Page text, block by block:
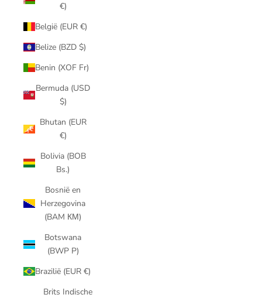
€)
België (EUR €)
Belize (BZD $)
Benin (XOF Fr)
Bermuda (USD
$)
Bhutan (EUR
€)
Bolivia (BOB
Bs.)
Bosnië en
Herzegovina
(BAM КМ)
Botswana
(BWP P)
Brazilië (EUR €)
Brits Indische